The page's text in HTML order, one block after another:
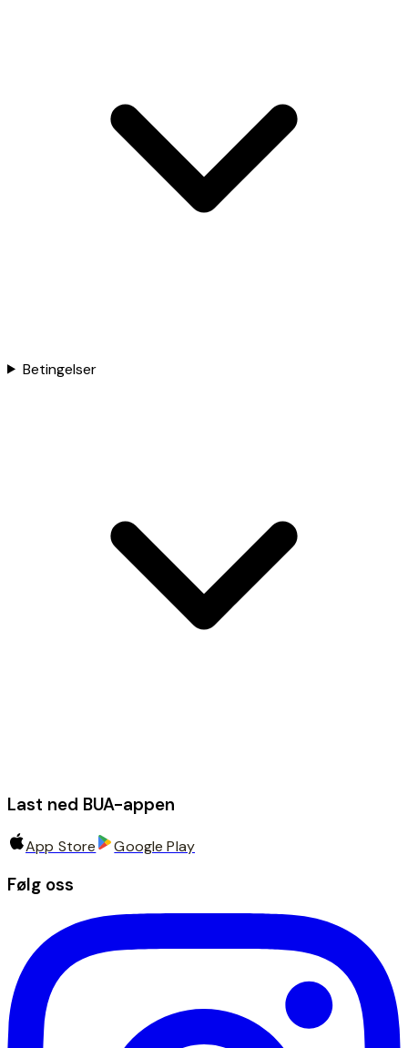
Betingelser
Last ned BUA-appen
App Store Google Play
Følg oss